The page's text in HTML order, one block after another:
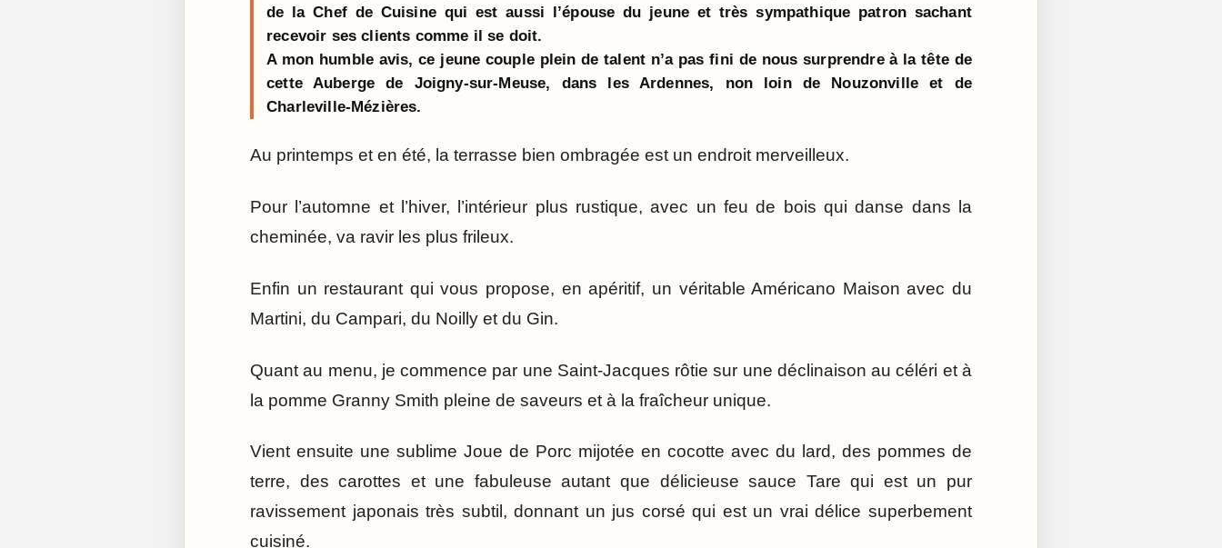
de la Chef de Cuisine qui est aussi l’épouse du jeune et très sympathique patron sachant
recevoir ses clients comme il se doit.
A mon humble avis, ce jeune couple plein de talent n’a pas fini de nous surprendre à la tête de
cette Auberge de Joigny-sur-Meuse, dans les Ardennes, non loin de Nouzonville et de
Charleville-Mézières.
Au printemps et en été, la terrasse bien ombragée est un endroit merveilleux.
Pour l’automne et l’hiver, l’intérieur plus rustique, avec un feu de bois qui danse dans la
cheminée, va ravir les plus frileux.
Enfin un restaurant qui vous propose, en apéritif, un véritable Américano Maison avec du
Martini, du Campari, du Noilly et du Gin.
Quant au menu, je commence par une Saint-Jacques rôtie sur une déclinaison au céléri et à
la pomme Granny Smith pleine de saveurs et à la fraîcheur unique.
Vient ensuite une sublime Joue de Porc mijotée en cocotte avec du lard, des pommes de
terre, des carottes et une fabuleuse autant que délicieuse sauce Tare qui est un pur
ravissement japonais très subtil, donnant un jus corsé qui est un vrai délice superbement
cuisiné.